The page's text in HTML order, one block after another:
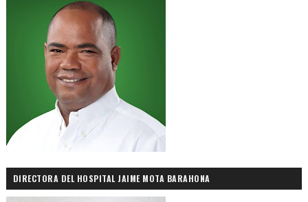
DIRECTORA DEL HOSPITAL JAIME MOTA BARAHONA